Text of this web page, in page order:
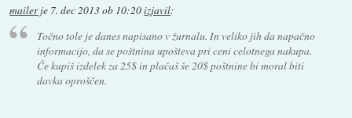
mailerje 7. dec 2013 ob 10:20izjavil:
Točno tole je danes napisano v žurnalu. In veliko jih da napačno
informacijo, da se poštnina upošteva pri ceni celotnega nakupa.
Če kupiš izdelek za 25$ in plačaš še 20$ poštnine bi moral biti
davka oproščen.